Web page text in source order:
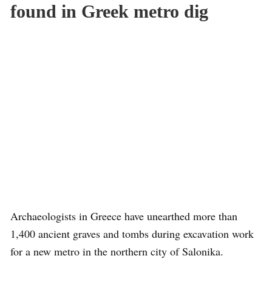
found in Greek metro dig
Archaeologists in Greece have unearthed more than
1,400 ancient graves and tombs during excavation work
for a new metro in the northern city of Salonika.